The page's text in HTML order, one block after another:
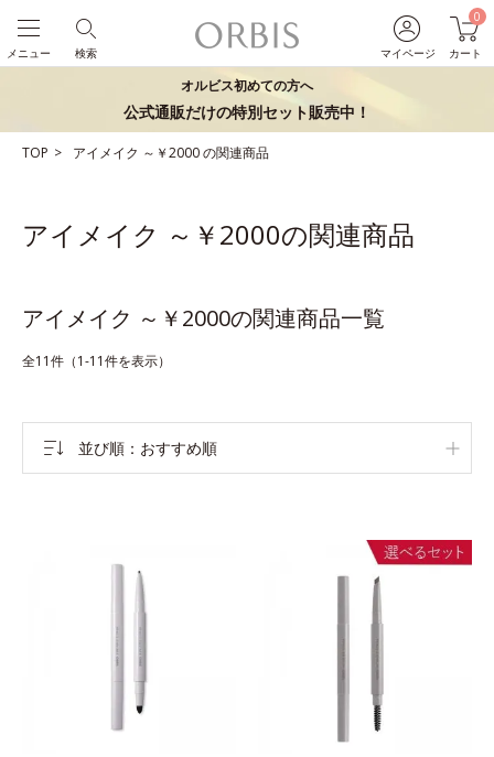
マイページ
0
カート
検索
メニュー
オルビス初めての方へ
公式通販だけの特別セット販売中！
TOP アイメイク ～￥2000の関連商品
アイメイク ～￥2000の関連商品
アイメイク ～￥2000の関連商品一覧
全11件（1-11件を表示）
並び順 おすすめ順